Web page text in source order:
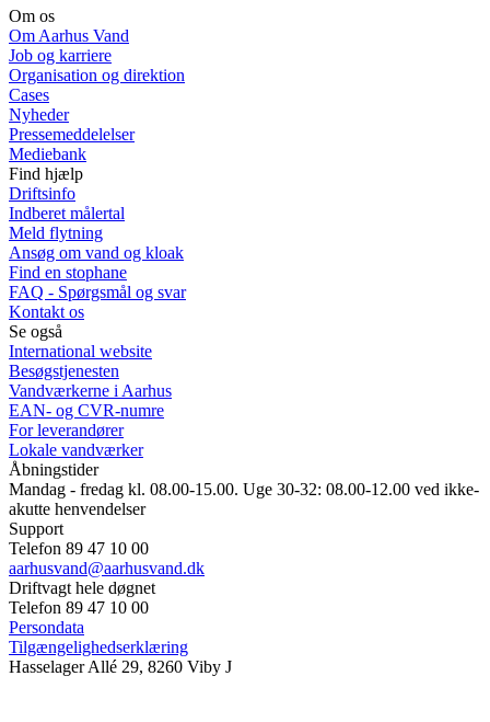
Om os
Om Aarhus Vand
Job og karriere
Organisation og direktion
Cases
Nyheder
Pressemeddelelser
Mediebank
Find hjælp
Driftsinfo
Indberet målertal
Meld flytning
Ansøg om vand og kloak
Find en stophane
FAQ - Spørgsmål og svar
Kontakt os
Se også
International website
Besøgstjenesten
Vandværkerne i Aarhus
EAN- og CVR-numre
For leverandører
Lokale vandværker
Åbningstider
Mandag - fredag kl. 08.00-15.00. Uge 30-32: 08.00-12.00 ved ikke-
akutte henvendelser
Support
Telefon 89 47 10 00
aarhusvand@aarhusvand.dk
Driftvagt hele døgnet
Telefon 89 47 10 00
Persondata
Tilgængelighedserklæring
Hasselager Allé 29, 8260 Viby J